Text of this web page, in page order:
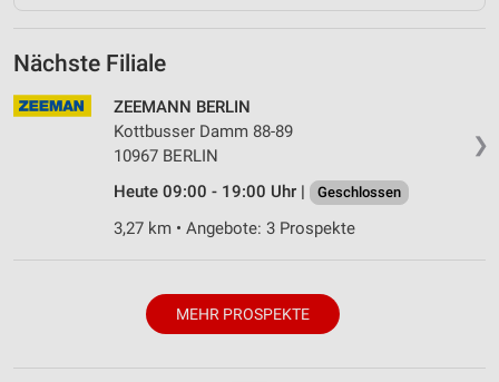
Nächste Filiale
❯
ZEEMANN BERLIN
Kottbusser Damm 88-89
10967 BERLIN
Heute 09:00 - 19:00 Uhr |
Geschlossen
3,27 km • Angebote: 3 Prospekte
MEHR PROSPEKTE